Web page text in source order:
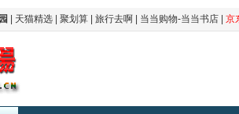
天猫精选 聚划算 旅行去啊 当当购物-当当书店 京